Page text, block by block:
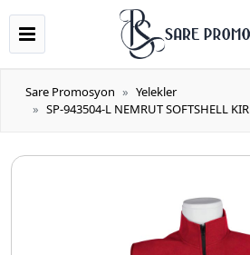
Sare Promosyon
Yelekler
SP-943504-L NEMRUT SOFTSHELL